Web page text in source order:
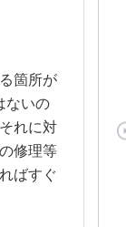
箇所が
ないの
れに対
修理等
ばすぐ